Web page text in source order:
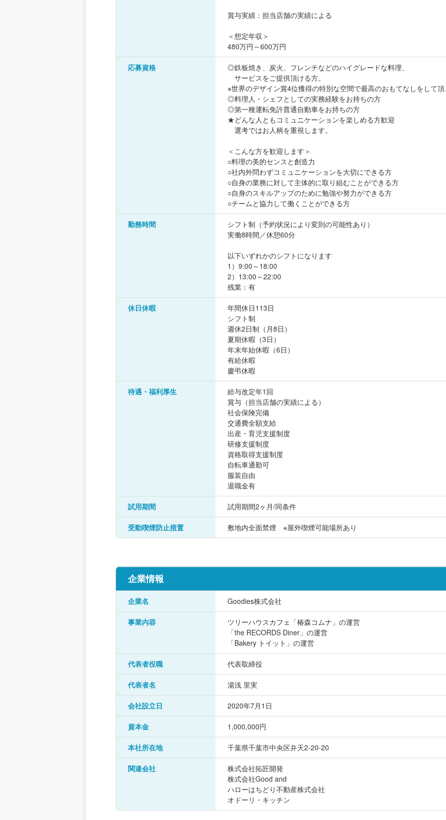
賞与実績：担当店舗の実績による
＜想定年収＞
480万円～600万円
応募資格
◎鉄板焼き、炭火、フレンチなどのハイグレードな料理、
サービスをご提供頂ける方。
※世界のデザイン賞4位獲得の特別な空間で最高のおもてなしをして
◎料理人・シェフとしての実務経験をお持ちの方
◎第一種運転免許普通自動車をお持ちの方
★どんな人ともコミュニケーションを楽しめる方歓迎
選考ではお人柄を重視します。
＜こんな方を歓迎します＞
○料理の美的センスと創造力
○社内外問わずコミュニケーションを大切にできる方
○自身の業務に対して主体的に取り組むことができる方
○自身のスキルアップのために勉強や努力ができる方
○チームと協力して働くことができる方
勤務時間
シフト制（予約状況により変則の可能性あり）
実働8時間／休憩60分
以下いずれかのシフトになります
1）9:00～18:00
2）13:00～22:00
残業：有
休日休暇
年間休日113日
シフト制
週休2日制（月8日）
夏期休暇（3日）
年末年始休暇（6日）
有給休暇
慶弔休暇
待遇・福利厚生
給与改定年1回
賞与（担当店舗の実績による）
社会保険完備
交通費全額支給
出産・育児支援制度
研修支援制度
資格取得支援制度
自転車通勤可
服装自由
退職金有
試用期間 試用期間2ヶ月/同条件
受動喫煙防止措置 敷地内全面禁煙 ※屋外喫煙可能場所あり
企業情報
企業名 Goodies株式会社
事業内容
ツリーハウスカフェ「椿森コムナ」の運営
「the RECORDS Diner」の運営
「Bakery トイット」の運営
代表者役職 代表取締役
代表者名 湯浅 里実
会社設立日 2020年7月1日
資本金 1,000,000円
本社所在地 千葉県千葉市中央区弁天2-20-20
関連会社
株式会社拓匠開発
株式会社Good and
ハローはちどり不動産株式会社
オドーリ・キッチン